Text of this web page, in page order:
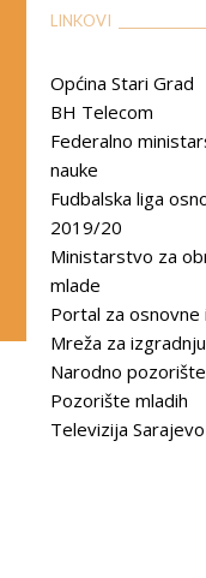
LINKOVI
Općina Stari Grad
BH Telecom
Federalno
nauke
Fudbalska liga
2019/20
Ministarstvo za
mlade
Portal za osnovne
Mreža za
Narodno
Pozorište mladih
Televizija Sarajevo